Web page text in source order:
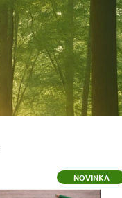
NOVINKA